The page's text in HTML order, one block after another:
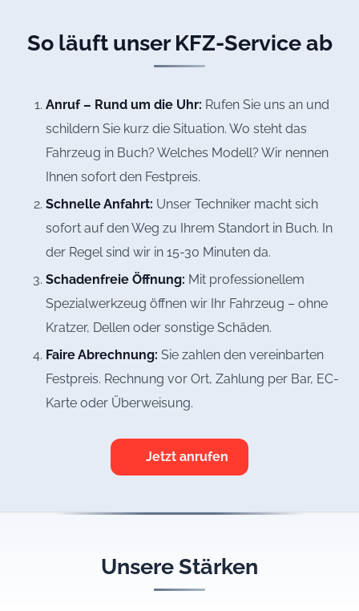
So läuft unser KFZ-Service ab
Anruf – Rund um die Uhr: Rufen Sie uns an und
schildern Sie kurz die Situation. Wo steht das
Fahrzeug in Buch? Welches Modell? Wir nennen
Ihnen sofort den Festpreis.
Schnelle Anfahrt: Unser Techniker macht sich
sofort auf den Weg zu Ihrem Standort in Buch. In
der Regel sind wir in 15-30 Minuten da.
Schadenfreie Öffnung: Mit professionellem
Spezialwerkzeug öffnen wir Ihr Fahrzeug – ohne
Kratzer, Dellen oder sonstige Schäden.
Faire Abrechnung: Sie zahlen den vereinbarten
Festpreis. Rechnung vor Ort, Zahlung per Bar, EC-
Karte oder Überweisung.
Jetzt anrufen
Unsere Stärken